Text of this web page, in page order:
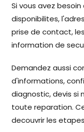
Si vous avez
disponibilites,
prise de contact,
information de
Demandez aussi
d'informations,
diagnostic, devis si
toute reparation.
decouvrir les